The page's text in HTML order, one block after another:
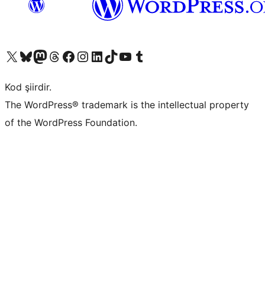
X (eski Twitter) hesabımıza bakın
Bluesky hesabımızı ziyaret edinMastodon hesabımızı ziyaret edinThreads hesabımızı ziyaret edinFacebook sayfamızı ziyaret edinInstagram hesabımızı ziyaret edinLinkedIn hesabımızı ziyaret edinTikTok hesabımızı ziyaret edinYouTube kanalımızı ziyaret edinTumblr hesabımızı ziyaret edin
Kod şiirdir.
The WordPress® trademark is the intellectual property
of the WordPress Foundation.